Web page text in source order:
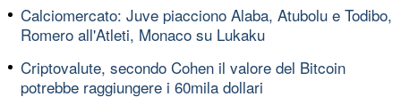
Calciomercato: Juve piacciono Alaba, Atubolu e Todibo,
Romero all'Atleti, Monaco su Lukaku
Criptovalute, secondo Cohen il valore del Bitcoin
potrebbe raggiungere i 60mila dollari